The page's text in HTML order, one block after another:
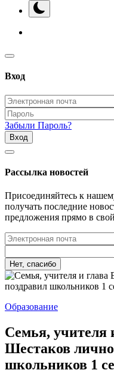
Вход
Забыли Пароль?
Вход
Рассылка новостей
Присоединяйтесь к
получать последние
предложения прямо в
Нет, спасибо
Образование
Семья, учителя
Шестаков
школьников 1